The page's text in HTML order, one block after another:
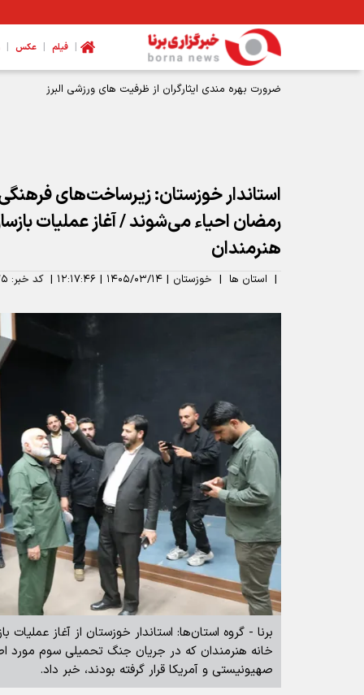
| فیلم | عکس |
مدیرکل ورزش و جوانان همدان: نیازمند تخصیص بودجه برای
استاندار خوزستان: زیرساخت‌های
رمضان احیاء می‌شوند / آغاز عملیات
هنرمندان
| استان ها | خوزستان | ۱۴۰۵/۰۳/۱۴ | ۱۲:۱۷:۴۶ | کد خبر:
برنا - گروه استان‌ها: استاندار خوزستان از آغاز عملیات
خانه هنرمندان که در جریان جنگ تحمیلی سوم مورد
صهیونیستی و آمریکا قرار گرفته بودند، خبر داد.